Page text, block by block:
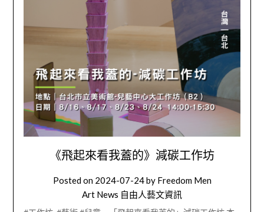
《飛起來看我蓋的》減碳工作坊
Posted on 2024-07-24by Freedom Men
Art News 自由人藝文資訊